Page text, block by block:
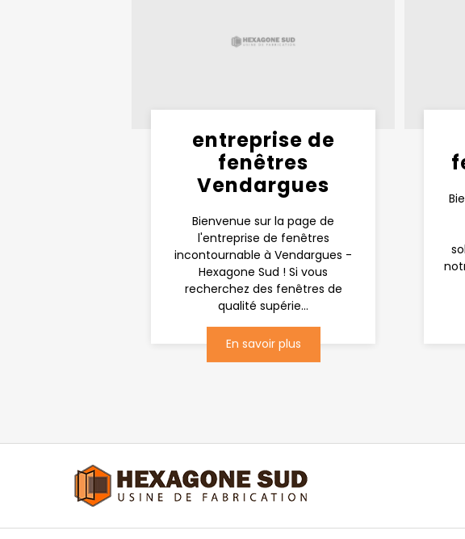
entreprise de
fenêtres
Vendargues
Bienvenue sur la page de
l'entreprise de fenêtres
incontournable à Vendargues -
Hexagone Sud ! Si vous
recherchez des fenêtres de
qualité supérie...
En savoir plus